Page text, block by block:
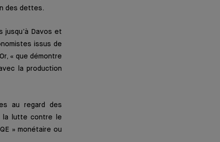
des dettes.
jusqu’à Davos et
issus de
« que démontre
la production
au regard des
la lutte contre le
» monétaire ou